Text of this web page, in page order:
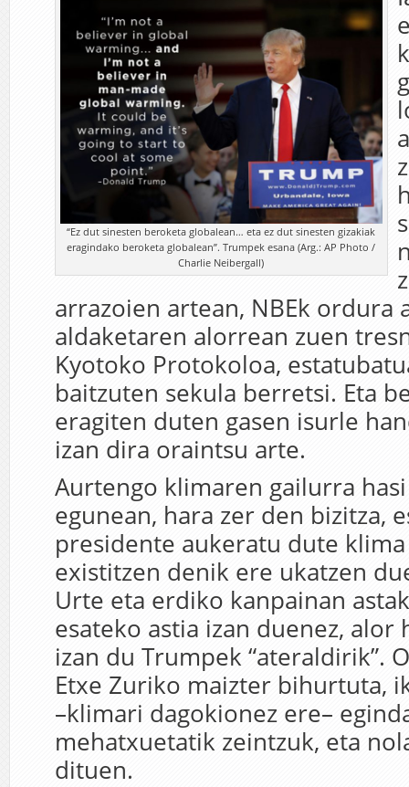
“Ez dut sinesten beroketa globalean… eta ez dut sinesten gizakiak
eragindako beroketa globalean”. Trumpek esana (Arg.: AP Photo /
Charlie Neibergall)
arrazoien artean, NBEk ordura
aldaketaren alorrean zuen
Kyotoko Protokoloa,
baitzuten sekula berretsi. Eta
eragiten duten gasen isurle
izan dira oraintsu arte.
Aurtengo klimaren gailurra
egunean, hara zer den bizitza,
presidente aukeratu dute
existitzen denik ere ukatzen
Urte eta erdiko kanpainan
esateko astia izan duenez,
izan du Trumpek “ateraldirik”.
Etxe Zuriko maizter bihurtuta,
–klimari dagokionez ere–
mehatxuetatik zeintzuk, eta
dituen.